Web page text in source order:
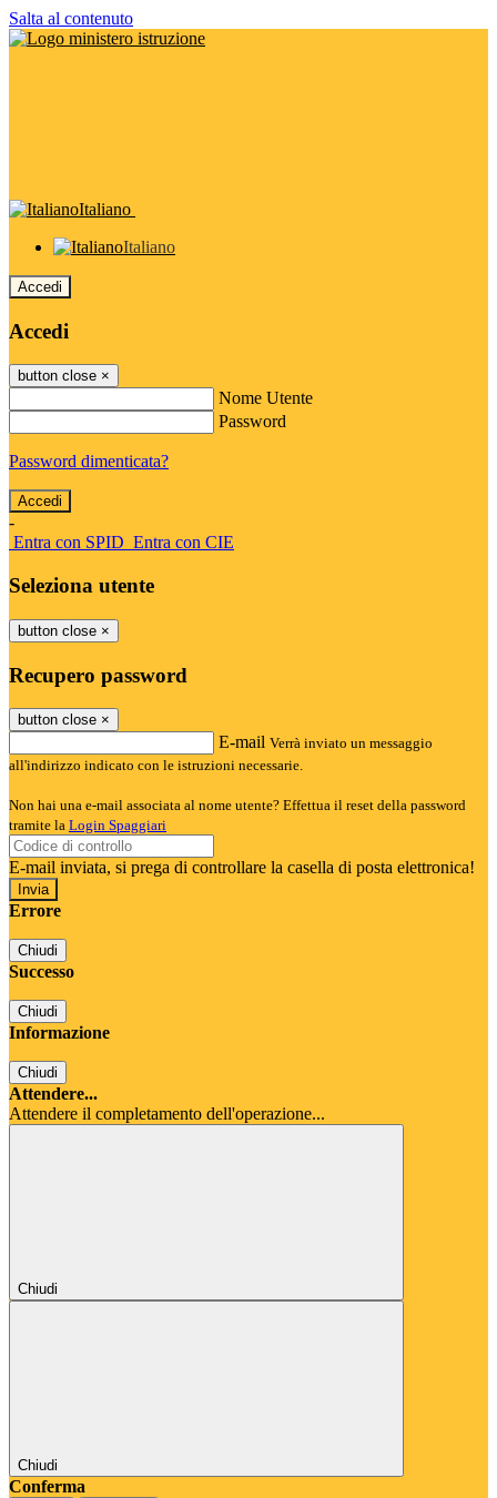
Salta al contenuto
Italiano
Italiano
Accedi
Accedi
button close ×
Nome Utente
Password
Password dimenticata?
-
Entra con SPID Entra con CIE
Seleziona utente
button close ×
Recupero password
button close ×
E-mail Verrà inviato un messaggio
all'indirizzo indicato con le istruzioni necessarie.
Non hai una e-mail associata al nome utente? Effettua il reset della password
tramite la Login Spaggiari
E-mail inviata, si prega di controllare la casella di posta elettronica!
Errore
Chiudi
Successo
Chiudi
Informazione
Chiudi
Attendere...
Attendere il completamento dell'operazione...
Chiudi
Chiudi
Conferma